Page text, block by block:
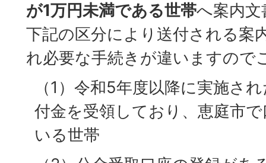
が1万円未満である世帯へ案内
下記の区分により送付される案
れ必要な手続きが違いますので
（1）令和5年度以降に実施さ
付金を受領しており、恵庭市
いる世帯